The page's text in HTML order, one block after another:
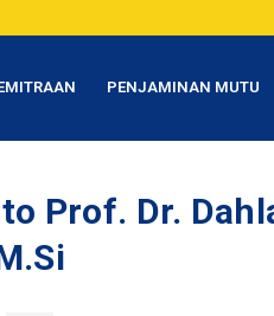
PENJAMINAN MUTU
Prof. Dr.